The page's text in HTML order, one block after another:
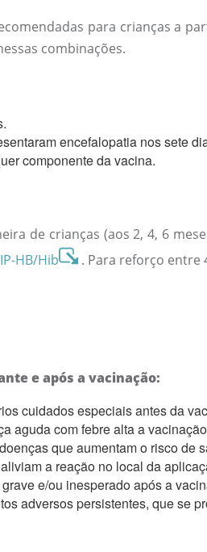
para crianças a
combinações.
encefalopatia nos sete
componente da vacina.
de crianças (aos 2, 4, 6
HB/Hib . Para reforço entre
e após a vacinação:
cuidados especiais antes da
aguda com febre alta a
que aumentam o risco de
a reação no local da
e/ou inesperado após a
adversos persistentes, que se